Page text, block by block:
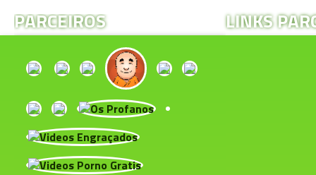
PARCEIROS LINKS